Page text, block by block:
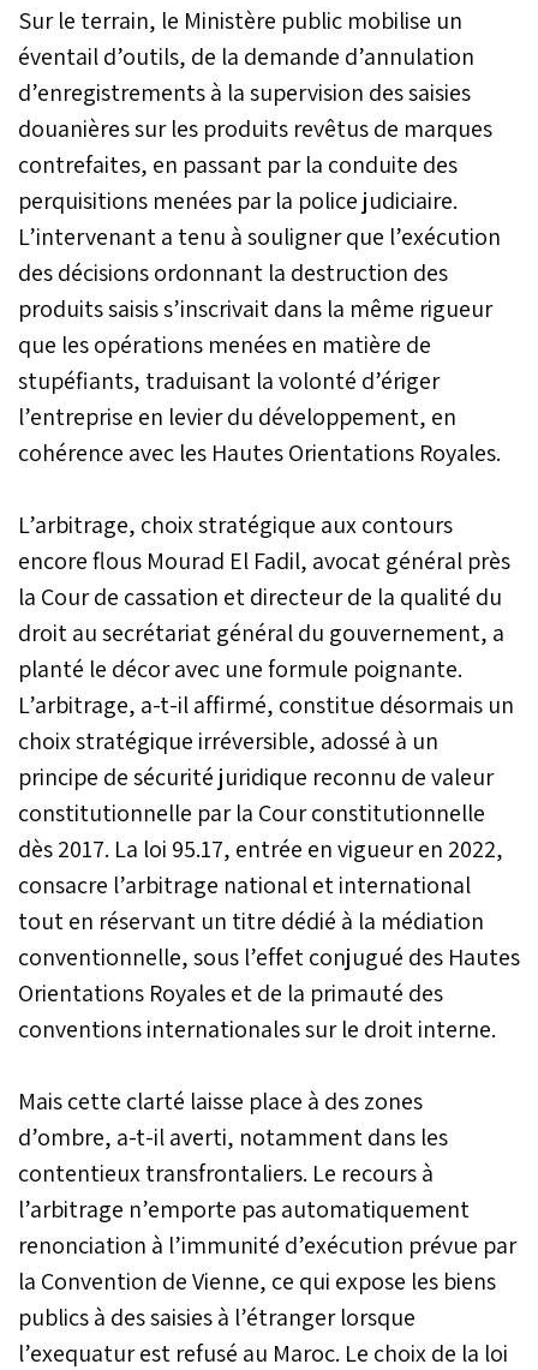
Sur le terrain, le Ministère public mobilise un
éventail d’outils, de la demande d’annulation
d’enregistrements à la supervision des saisies
douanières sur les produits revêtus de marques
contrefaites, en passant par la conduite des
perquisitions menées par la police judiciaire.
L’intervenant a tenu à souligner que l’exécution
des décisions ordonnant la destruction des
produits saisis s’inscrivait dans la même rigueur
que les opérations menées en matière de
stupéfiants, traduisant la volonté d’ériger
l’entreprise en levier du développement, en
cohérence avec les Hautes Orientations Royales.
L’arbitrage, choix stratégique aux contours
encore flous Mourad El Fadil, avocat général près
la Cour de cassation et directeur de la qualité du
droit au secrétariat général du gouvernement, a
planté le décor avec une formule poignante.
L’arbitrage, a-t-il affirmé, constitue désormais un
choix stratégique irréversible, adossé à un
principe de sécurité juridique reconnu de valeur
constitutionnelle par la Cour constitutionnelle
dès 2017. La loi 95.17, entrée en vigueur en 2022,
consacre l’arbitrage national et international
tout en réservant un titre dédié à la médiation
conventionnelle, sous l’effet conjugué des Hautes
Orientations Royales et de la primauté des
conventions internationales sur le droit interne.
Mais cette clarté laisse place à des zones
d’ombre, a-t-il averti, notamment dans les
contentieux transfrontaliers. Le recours à
l’arbitrage n’emporte pas automatiquement
renonciation à l’immunité d’exécution prévue par
la Convention de Vienne, ce qui expose les biens
publics à des saisies à l’étranger lorsque
l’exequatur est refusé au Maroc. Le choix de la loi